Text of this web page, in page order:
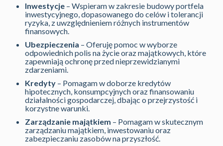
Inwestycje – Wspieram w zakresie budowy portfela
inwestycyjnego, dopasowanego do celów i tolerancji
ryzyka, z uwzględnieniem różnych instrumentów
finansowych.
Ubezpieczenia – Oferuję pomoc w wyborze
odpowiednich polis na życie oraz majątkowych, które
zapewniają ochronę przed nieprzewidzianymi
zdarzeniami.
Kredyty – Pomagam w doborze kredytów
hipotecznych, konsumpcyjnych oraz finansowaniu
działalności gospodarczej, dbając o przejrzystość i
korzystne warunki.
Zarządzanie majątkiem – Pomagam w skutecznym
zarządzaniu majątkiem, inwestowaniu oraz
zabezpieczaniu zasobów na przyszłość.